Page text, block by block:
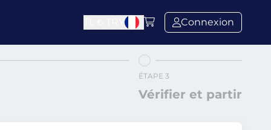
Connexion
ÉTAPE 3
Vérifier et partir